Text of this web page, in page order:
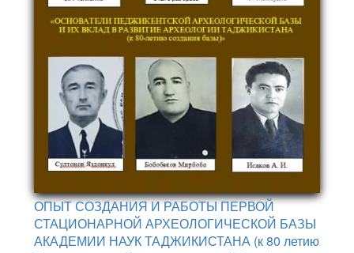
ОПЫТ СОЗДАНИЯ И РАБОТЫ ПЕРВОЙ
СТАЦИОНАРНОЙ АРХЕОЛОГИЧЕСКОЙ БАЗЫ
АКАДЕМИИ НАУК ТАДЖИКИСТАНА (к 80 летию